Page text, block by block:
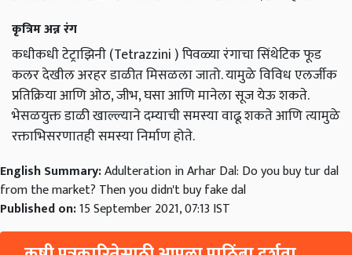
कधीकधी टेट्राझिनी (Tetrazzini ) पिवळ्या रंगाचा सिंथेटिक फूड
कलर देखील अरहर डाळीत मिसळला जातो. यामुळे विविध एलर्जीक
प्रतिक्रिया आणि ओठ, जीभ, घसा आणि मानेला सूज येऊ शकते.
भेसळयुक्त डाळी खाल्ल्याने दम्याची समस्या वाढू शकते आणि त्यामुळे
रक्ताभिसरणातही समस्या निर्माण होते.
from the market? Then you didn't buy fake dal
Published on:15 September 2021, 07:13 IST
कृषी पत्रकारितेसाठी आपला पाठिंबा दर्शवा